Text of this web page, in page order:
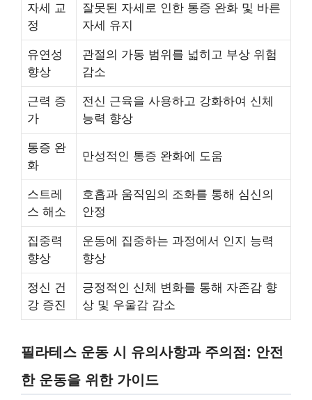
자세 교
정
잘못된 자세로 인한 통증 완화 및 바른
자세 유지
유연성
향상
관절의 가동 범위를 넓히고 부상 위험
감소
근력 증
가
전신 근육을 사용하고 강화하여 신체
능력 향상
통증 완
화
만성적인 통증 완화에 도움
스트레
스 해소
호흡과 움직임의 조화를 통해 심신의
안정
집중력
향상
운동에 집중하는 과정에서 인지 능력
향상
정신 건
강 증진
긍정적인 신체 변화를 통해 자존감 향
상 및 우울감 감소
필라테스 운동 시 유의사항과 주의점: 안전
한 운동을 위한 가이드